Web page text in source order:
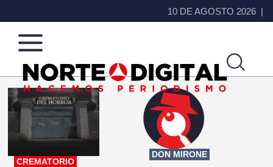
10 DE AGOSTO 2026
Norte
de
Ciudad
Más
que
noticias,
hacemos periodismo
CREMATORIO
DON MIRONE